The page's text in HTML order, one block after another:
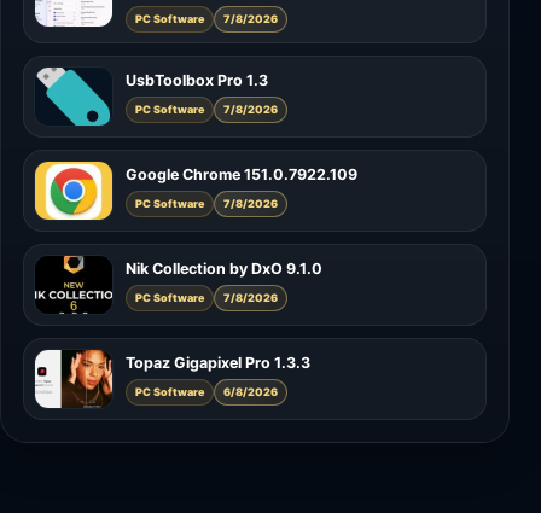
PC Software 7/8/2026
UsbToolbox Pro 1.3
PC Software 7/8/2026
Google Chrome 151.0.7922.109
PC Software 7/8/2026
Nik Collection by DxO 9.1.0
PC Software 7/8/2026
Topaz Gigapixel Pro 1.3.3
PC Software 6/8/2026